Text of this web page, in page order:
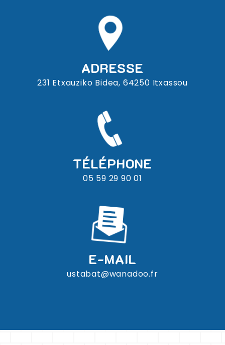
ADRESSE
231 Etxauziko Bidea, 64250 Itxassou
TÉLÉPHONE
05 59 29 90 01
E-MAIL
ustabat@wanadoo.fr